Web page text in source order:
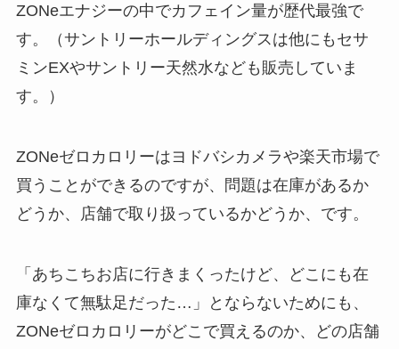
ZONeエナジーの中でカフェイン量が歴代最強で
す。（サントリーホールディングスは他にもセサ
ミンEXやサントリー天然水なども販売していま
す。）
ZONeゼロカロリーはヨドバシカメラや楽天市場で
買うことができるのですが、問題は在庫があるか
どうか、店舗で取り扱っているかどうか、です。
「あちこちお店に行きまくったけど、どこにも在
庫なくて無駄足だった…」とならないためにも、
ZONeゼロカロリーがどこで買えるのか、どの店舗